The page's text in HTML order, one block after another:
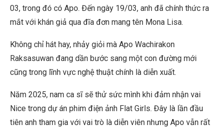
03, trong đó có Apo. Đến ngày 19/03, anh đã chính thức ra
mắt với khán giả qua đĩa đơn mang tên Mona Lisa.
Không chỉ hát hay, nhảy giỏi mà Apo Wachirakon
Raksasuwan đang dần bước sang một con đường mới
cũng trong lĩnh vực nghệ thuật chính là diễn xuất.
Năm 2025, nam ca sĩ sẽ thử sức mình khi đảm nhận vai
Nice trong dự án phim điện ảnh Flat Girls. Đây là lần đầu
tiên anh tham gia với vai trò là diễn viên nhưng Apo vẫn rất